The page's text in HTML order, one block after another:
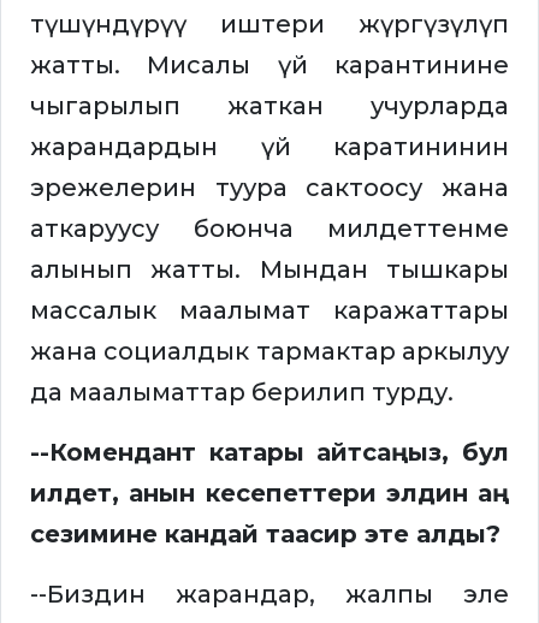
түшүндүрүү иштери жүргүзүлүп
жатты. Мисалы үй карантинине
чыгарылып жаткан учурларда
жарандардын үй каратининин
эрежелерин туура сактоосу жана
аткаруусу боюнча милдеттенме
алынып жатты. Мындан тышкары
массалык маалымат каражаттары
жана социалдык тармактар аркылуу
да маалыматтар берилип турду.
--Комендант катары айтсаңыз, бул
илдет, анын кесепеттери элдин аң
сезимине кандай таасир эте алды?
--Биздин жарандар, жалпы эле